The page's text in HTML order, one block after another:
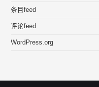
条目feed
评论feed
WordPress.org